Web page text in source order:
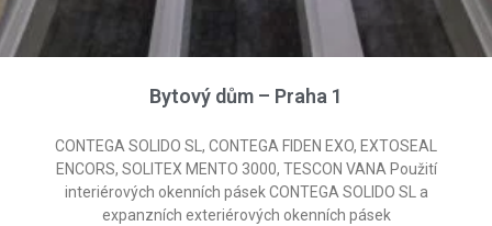
Bytový dům – Praha 1
CONTEGA SOLIDO SL, CONTEGA FIDEN EXO, EXTOSEAL
ENCORS, SOLITEX MENTO 3000, TESCON VANA Použití
interiérových okenních pásek CONTEGA SOLIDO SL a
expanzních exteriérových okenních pásek